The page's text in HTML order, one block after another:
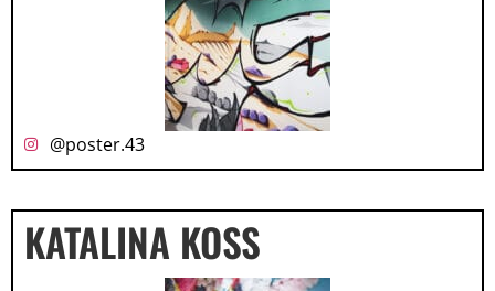
@poster.43
KATALINA KOSS